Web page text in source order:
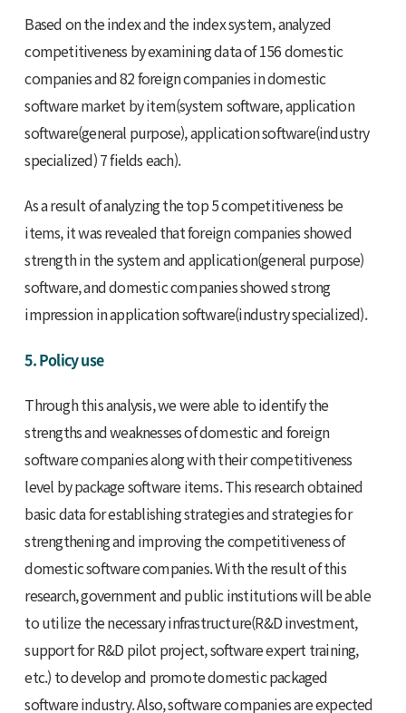
Based on the index and the index system, analyzed
competitiveness by examining data of 156 domestic
companies and 82 foreign companies in domestic
software market by item(system software, application
software(general purpose), application software(industry
specialized) 7 fields each).
As a result of analyzing the top 5 competitiveness be
items, it was revealed that foreign companies showed
strength in the system and application(general purpose)
software, and domestic companies showed strong
impression in application software(industry specialized).
5. Policy use
Through this analysis, we were able to identify the
strengths and weaknesses of domestic and foreign
software companies along with their competitiveness
level by package software items. This research obtained
basic data for establishing strategies and strategies for
strengthening and improving the competitiveness of
domestic software companies. With the result of this
research, government and public institutions will be able
to utilize the necessary infrastructure(R&D investment,
support for R&D pilot project, software expert training,
etc.) to develop and promote domestic packaged
software industry. Also, software companies are expected